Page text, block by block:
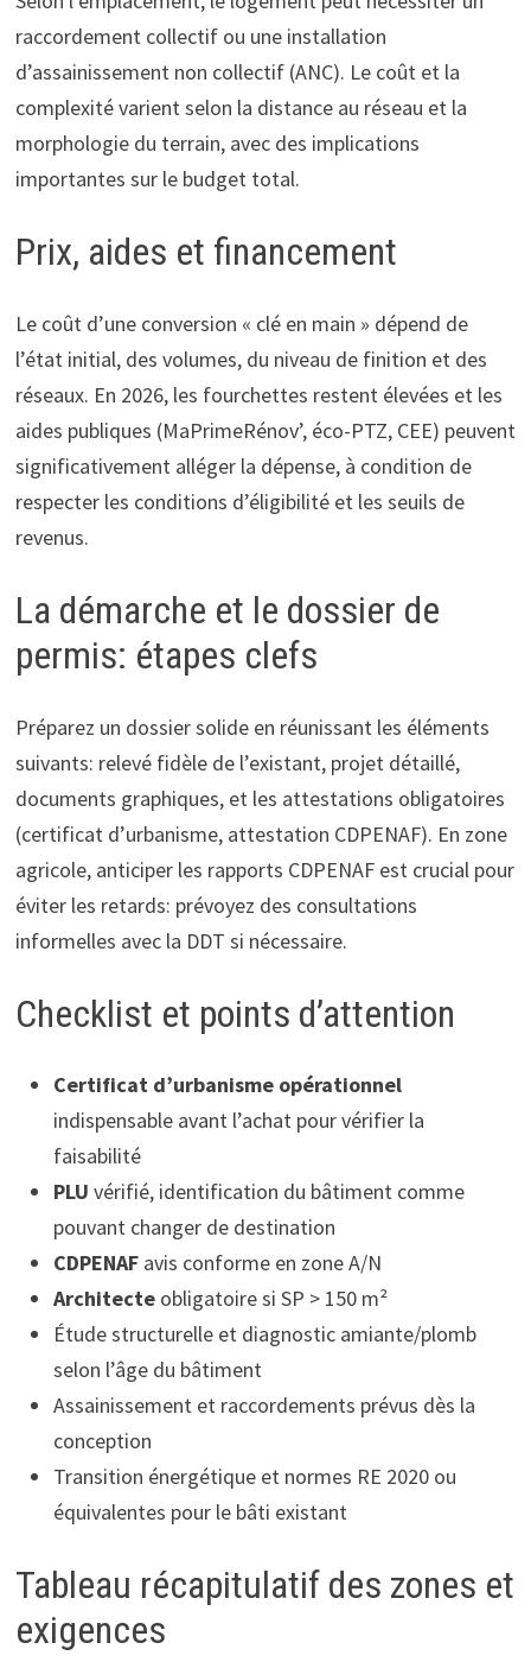
raccordement collectif ou une installation
d’assainissement non collectif (ANC). Le coût et la
complexité varient selon la distance au réseau et la
morphologie du terrain, avec des implications
importantes sur le budget total.
Prix, aides et financement
Le coût d’une conversion « clé en main » dépend de
l’état initial, des volumes, du niveau de finition et des
réseaux. En 2026, les fourchettes restent élevées et les
aides publiques (MaPrimeRénov’, éco-PTZ, CEE) peuvent
significativement alléger la dépense, à condition de
respecter les conditions d’éligibilité et les seuils de
revenus.
La démarche et le dossier de
permis: étapes clefs
Préparez un dossier solide en réunissant les éléments
suivants: relevé fidèle de l’existant, projet détaillé,
documents graphiques, et les attestations obligatoires
(certificat d’urbanisme, attestation CDPENAF). En zone
agricole, anticiper les rapports CDPENAF est crucial pour
éviter les retards: prévoyez des consultations
informelles avec la DDT si nécessaire.
Checklist et points d’attention
Certificat d’urbanisme opérationnel
indispensable avant l’achat pour vérifier la
faisabilité
PLU vérifié, identification du bâtiment comme
pouvant changer de destination
CDPENAFavis conforme en zone A/N
Architecteobligatoire si SP > 150 m²
Étude structurelle et diagnostic amiante/plomb
selon l’âge du bâtiment
Assainissement et raccordements prévus dès la
conception
Transition énergétique et normes RE 2020 ou
équivalentes pour le bâti existant
Tableau récapitulatif des zones et
exigences